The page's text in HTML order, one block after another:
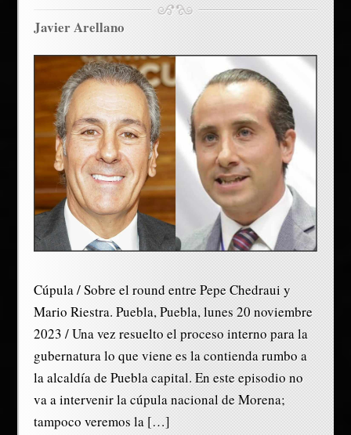
Javier Arellano
Cúpula / Sobre el round entre Pepe Chedraui y
Mario Riestra. Puebla, Puebla, lunes 20 noviembre
2023 / Una vez resuelto el proceso interno para la
gubernatura lo que viene es la contienda rumbo a
la alcaldía de Puebla capital. En este episodio no
va a intervenir la cúpula nacional de Morena;
tampoco veremos la […]